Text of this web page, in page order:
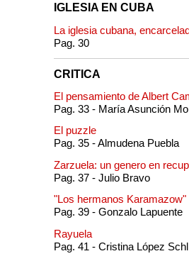
IGLESIA EN CUBA
La iglesia cubana,
Pag. 30
CRITICA
El pensamiento de Albert
Pag. 33 - María Asunción
El puzzle
Pag. 35 - Almudena Puebla
Zarzuela: un genero en
Pag. 37 - Julio Bravo
"Los hermanos Karamazow"
Pag. 39 - Gonzalo Lapuente
Rayuela
Pag. 41 - Cristina López